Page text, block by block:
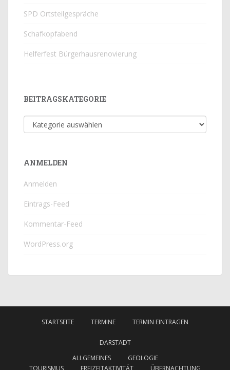
SPD Ortsteilgespräche
Schafkopfabend
Helferfest Bürgerhausrenovierung
BEITRAGSKATEGORIE
Beitragskategorie
ANMELDEN
Anmelden
Eintrags-Feed
Kommentar-Feed
WordPress.org
STARTSEITE TERMINE TERMIN EINTRAGEN
DARSTADT
ALLGEMEINES
GEOLOGIE
TOURISMUS
FREIZEITAKTIVITÄT ÜBERNACHTUNG